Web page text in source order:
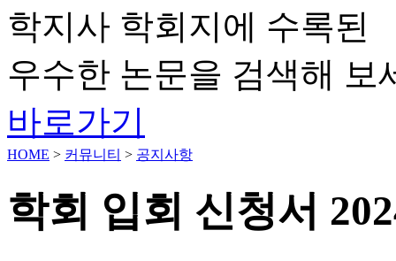
학지사 학회지에 수록된
우수한 논문을 검색해 보
바로가기
HOME > 커뮤니티 > 공지사항
학회 입회 신청서